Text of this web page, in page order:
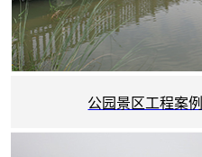
公园景区工程案例